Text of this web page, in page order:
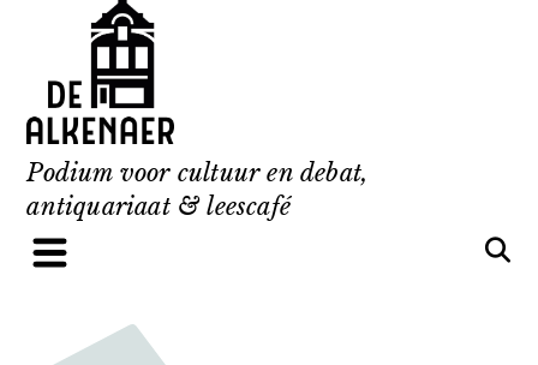
content
Podium voor cultuur en debat,
antiquariaat & leescafé